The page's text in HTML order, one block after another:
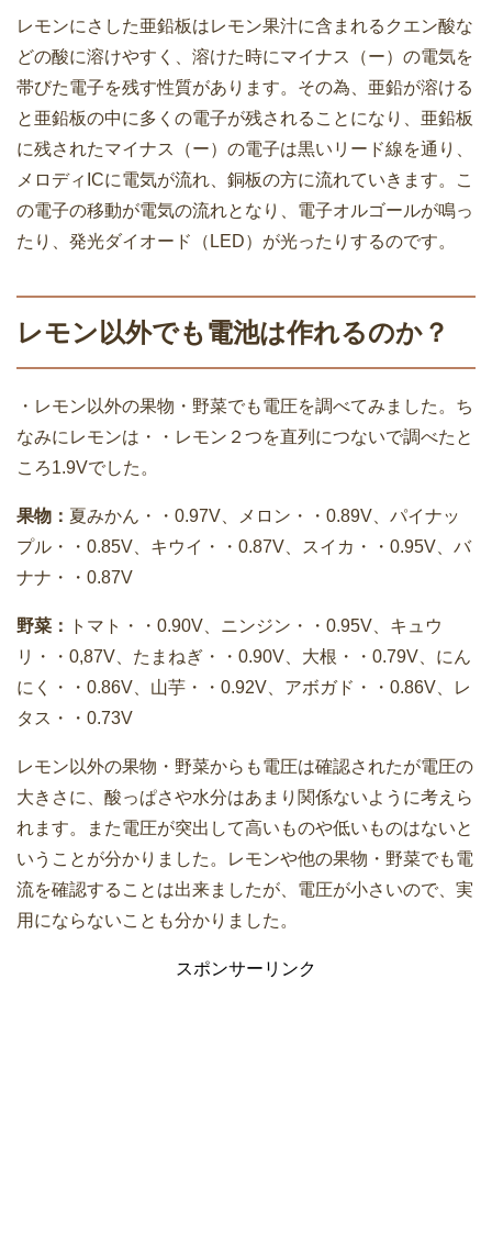
レモンにさした亜鉛板はレモン果汁に含まれるクエン酸な
どの酸に溶けやすく、溶けた時にマイナス（ー）の電気を
帯びた電子を残す性質があります。その為、亜鉛が溶ける
と亜鉛板の中に多くの電子が残されることになり、亜鉛板
に残されたマイナス（ー）の電子は黒いリード線を通り、
メロディICに電気が流れ、銅板の方に流れていきます。こ
の電子の移動が電気の流れとなり、電子オルゴールが鳴っ
たり、発光ダイオード（LED）が光ったりするのです。
レモン以外でも電池は作れるのか？
・レモン以外の果物・野菜でも電圧を調べてみました。ち
なみにレモンは・・レモン２つを直列につないで調べたと
ころ1.9Vでした。
果物： 夏みかん・・0.97V、メロン・・0.89V、パイナッ
プル・・0.85V、キウイ・・0.87V、スイカ・・0.95V、バ
ナナ・・0.87V
野菜：
トマト・・0.90V、ニンジン・・0.95V、キュウ
リ・・0,87V、たまねぎ・・0.90V、大根・・0.79V、にん
にく・・0.86V、山芋・・0.92V、アボガド・・0.86V、レ
タス・・0.73V
レモン以外の果物・野菜からも電圧は確認されたが電圧の
大きさに、酸っぱさや水分はあまり関係ないように考えら
れます。また電圧が突出して高いものや低いものはないと
いうことが分かりました。レモンや他の果物・野菜でも電
流を確認することは出来ましたが、電圧が小さいので、実
用にならないことも分かりました。
スポンサーリンク